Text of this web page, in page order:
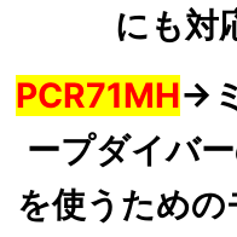
にも対
PCR71MH→
ープダイバー
を使うため